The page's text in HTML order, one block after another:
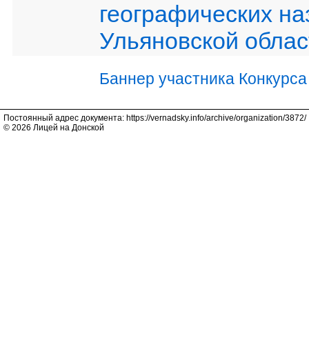
географических
Ульяновской
Баннер участника Конкурса
Постоянный адрес документа: https://vernadsky.info/archive/organization/3872/
© 2026 Лицей на Донской